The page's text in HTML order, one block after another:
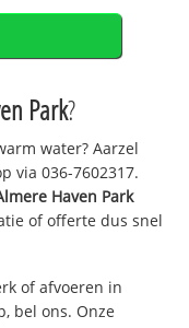
Park?
water? Aarzel
via 036-7602317.
Haven Park
of offerte dus snel
of afvoeren in
bel ons. Onze